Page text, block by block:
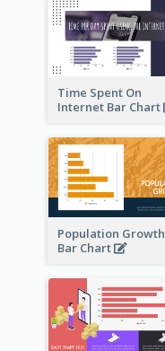
Time Spent On
Internet Bar Chart
Population Growth
Bar Chart